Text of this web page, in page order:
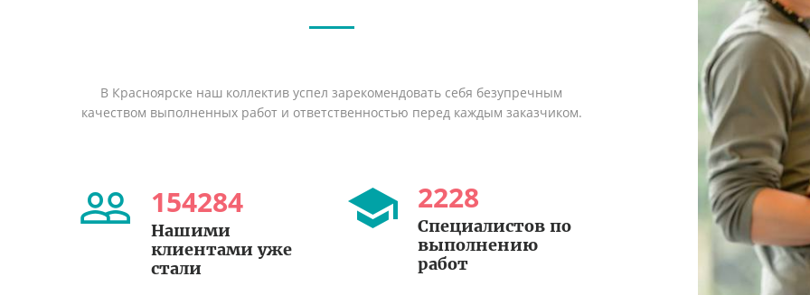
В Красноярске наш коллектив успел зарекомендовать себя безупречным
качеством выполненных работ и ответственностью перед каждым заказчиком.
154284
Нашими
клиентами уже
стали
2228
Специалистов по
выполнению
работ